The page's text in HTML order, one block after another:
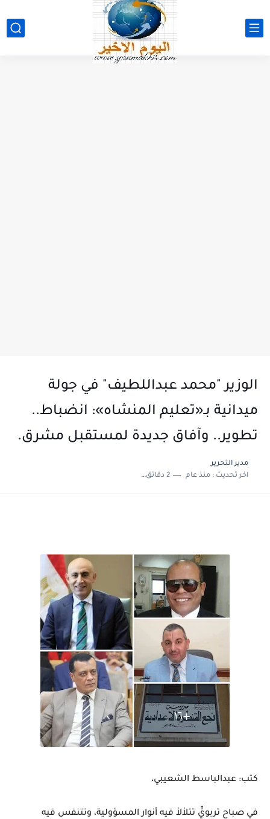
الوزير "محمد عبداللطيف" في جولة
ميدانية بـ«تعليم المنشاه»: انضباط..
تطوير.. وآفاق جديدة لمستقبل مشرق.
مدير التحرير
اخر تحديث :منذ عام 2 دقائق للقراءة
كتب: عبدالباسط الشعيبي،
في صباحٍ تربويٍّ تتلألأ فيه أنوار المسؤولية، وتتنفس فيه